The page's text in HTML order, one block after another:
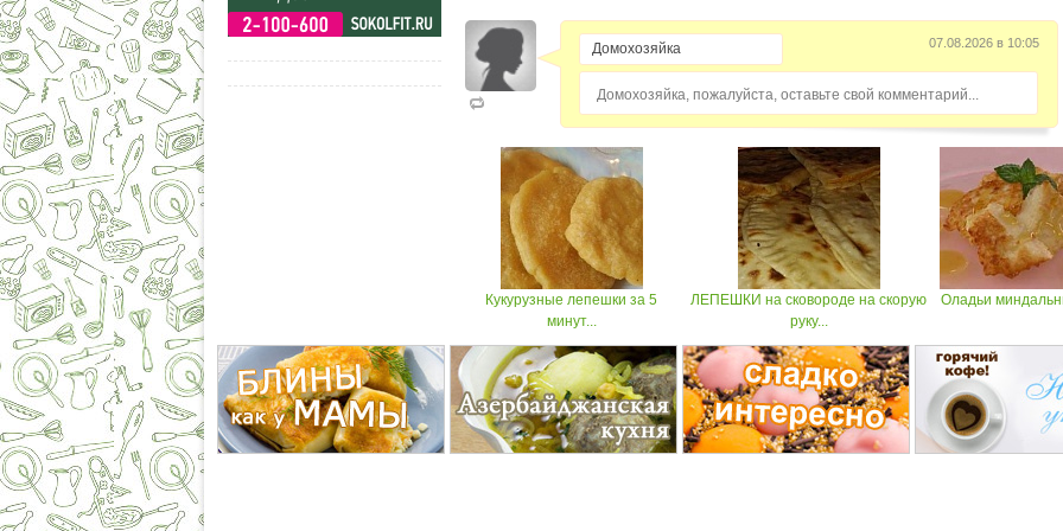
07.08.2026 в 10:05
Домохозяйка, пожалуйста, оставьте свой комментарий...
Кукурузные лепешки за 5
минут...
ЛЕПЕШКИ на сковороде на скорую
руку...
Оладьи